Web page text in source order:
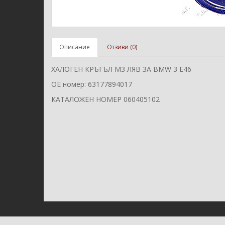
Описание Отзиви (0)
ХАЛОГЕН КРЪГЪЛ M3 ЛЯВ ЗА BMW 3 E46
ОЕ номер: 63177894017
КАТАЛОЖЕН НОМЕР 060405102